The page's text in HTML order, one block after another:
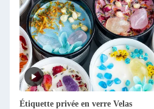
Étiquette privée en verre Velas